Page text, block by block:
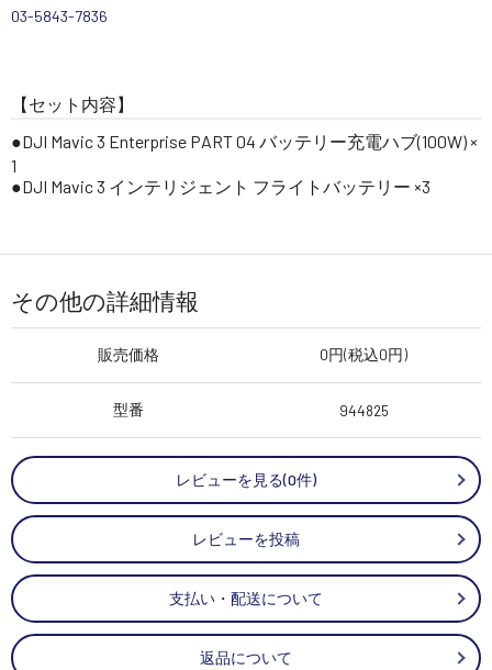
03-5843-7836
【セット内容】
●DJI Mavic 3 Enterprise PART 04 バッテリー充電ハブ(100W) ×
1
●DJI Mavic 3 インテリジェント フライトバッテリー ×3
その他の詳細情報
販売価格 0円(税込0円)
型番 944825
レビューを見る(0件)
レビューを投稿
支払い・配送について
返品について